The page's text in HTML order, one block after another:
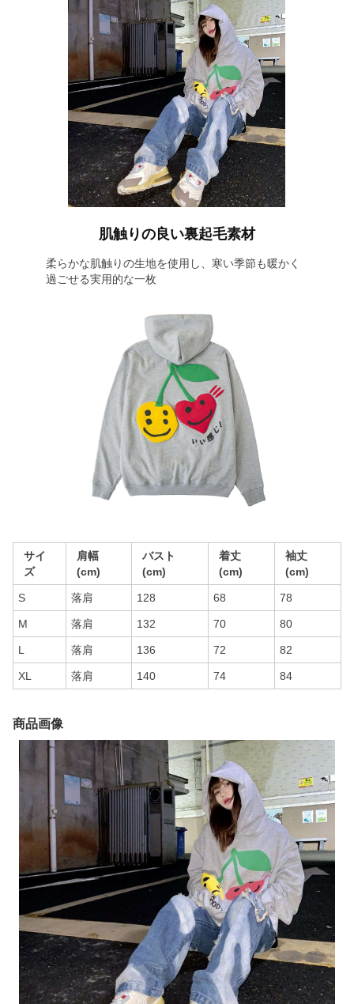
肌触りの良い裏起毛素材
柔らかな肌触りの生地を使用し、寒い季節も暖かく
過ごせる実用的な一枚
サイ
ズ
肩幅
(cm)
バスト
(cm)
着丈
(cm)
袖丈
(cm)
S 落肩 128 68 78
M 落肩 132 70 80
L 落肩 136 72 82
XL 落肩 140 74 84
商品画像